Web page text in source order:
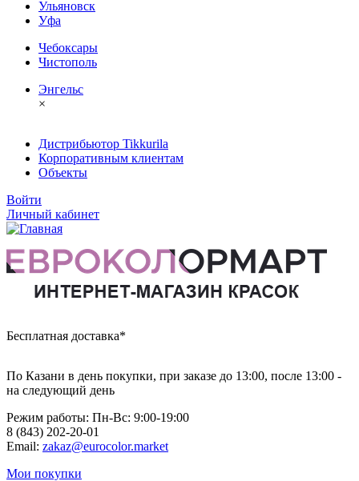
Ульяновск
Уфа
Чебоксары
Чистополь
Энгельс
×
Дистрибьютор Tikkurila
Корпоративным клиентам
Объекты
Войти
Личный кабинет
Бесплатная доставка*
По Казани в день покупки, при заказе до 13:00, после 13:00 -
на следующий день
Режим работы: Пн-Вc: 9:00-19:00
8 (843) 202-20-01
Email: zakaz@eurocolor.market
Мои покупки